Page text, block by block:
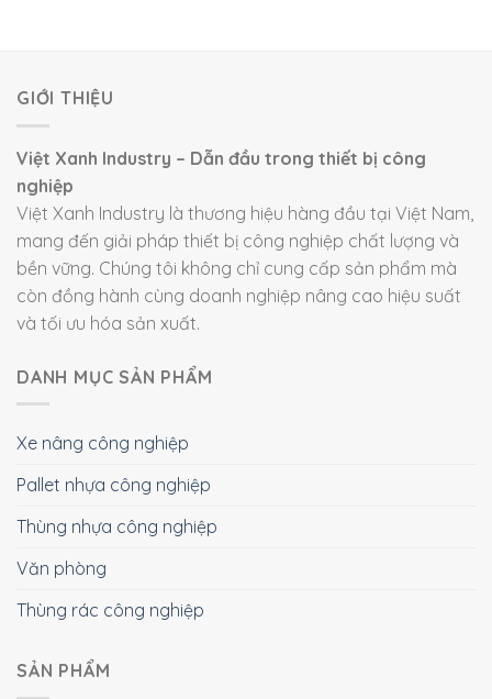
GIỚI THIỆU
Việt Xanh Industry – Dẫn đầu trong thiết bị công
nghiệp
Việt Xanh Industry là thương hiệu hàng đầu tại Việt Nam,
mang đến giải pháp thiết bị công nghiệp chất lượng và
bền vững. Chúng tôi không chỉ cung cấp sản phẩm mà
còn đồng hành cùng doanh nghiệp nâng cao hiệu suất
và tối ưu hóa sản xuất.
DANH MỤC SẢN PHẨM
Xe nâng công nghiệp
Pallet nhựa công nghiệp
Thùng nhựa công nghiệp
Văn phòng
Thùng rác công nghiệp
SẢN PHẨM